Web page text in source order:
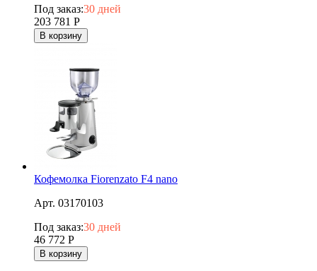
Под заказ:30 дней
203 781 Р
В корзину
Кофемолка Fiorenzato F4 nano
Арт. 03170103
Под заказ:30 дней
46 772 Р
В корзину